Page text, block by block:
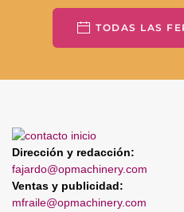
TODAS LAS
Dirección y redacción:
fajardo@opmachinery.com
Ventas y publicidad:
mfraile@opmachinery.com